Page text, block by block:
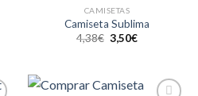
deseos
CAMISETAS
Camiseta Sublima
4,38€ 3,50€